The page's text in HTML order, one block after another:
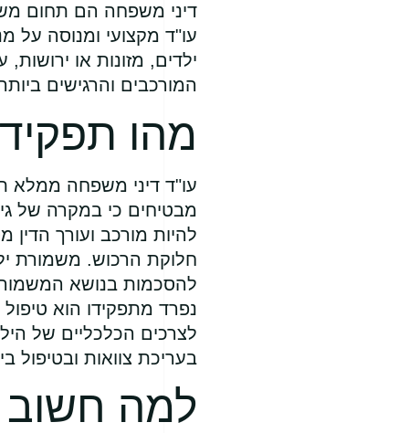
דיני משפחה הם תחום
עו"ד מקצועי ומנוסה על
ילדים, מזונות או
המורכבים והרגישים
מהו
עו"ד דיני משפחה ממלא
מבטיחים כי במקרה של
להיות מורכב ועורך הדין
חלוקת הרכוש. משמורת
להסכמות בנושא
נפרד מתפקידו הוא טיפול
לצרכים הכלכליים של
בעריכת צוואות
למה חשוב